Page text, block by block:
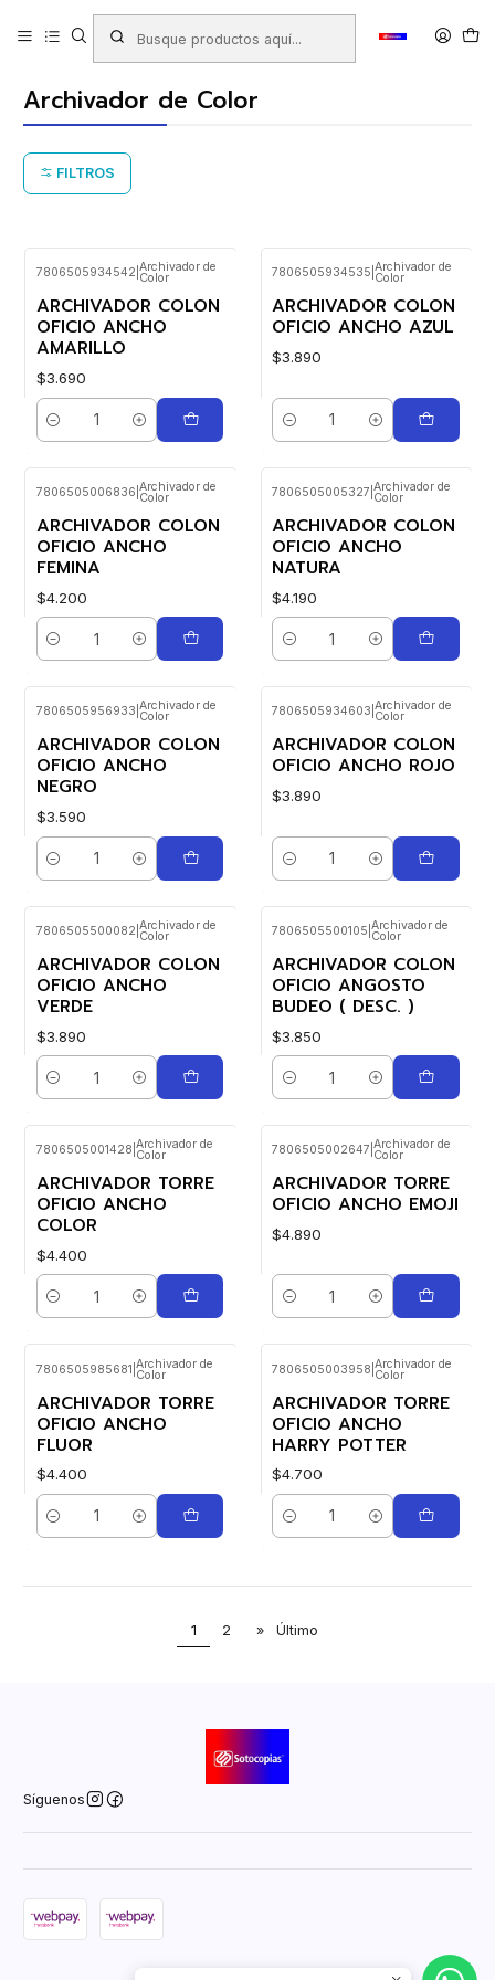
Productos LIBRERIA Oficina Archivo Archivadores
Archivador de Color
Archivador de Color
FILTROS
7806505934542 Archivador de
Color
ARCHIVADOR COLON
OFICIO ANCHO
AMARILLO
$3.690
Cantidad
7806505934535 Archivador de
Color
ARCHIVADOR COLON
OFICIO ANCHO AZUL
$3.890
Cantidad
7806505006836 Archivador de
Color
ARCHIVADOR COLON
OFICIO ANCHO
FEMINA
$4.200
Cantidad
7806505005327 Archivador de
Color
ARCHIVADOR COLON
OFICIO ANCHO
NATURA
$4.190
Cantidad
7806505956933 Archivador de
Color
ARCHIVADOR COLON
OFICIO ANCHO
NEGRO
$3.590
Cantidad
7806505934603 Archivador de
Color
ARCHIVADOR COLON
OFICIO ANCHO ROJO
$3.890
Cantidad
7806505500082 Archivador de
Color
ARCHIVADOR COLON
OFICIO ANCHO
VERDE
$3.890
Cantidad
7806505500105 Archivador de
Color
ARCHIVADOR COLON
OFICIO ANGOSTO
BUDEO ( DESC. )
$3.850
Cantidad
7806505001428 Archivador de
Color
ARCHIVADOR TORRE
OFICIO ANCHO
COLOR
$4.400
Cantidad
7806505002647 Archivador de
Color
ARCHIVADOR TORRE
OFICIO ANCHO EMOJI
$4.890
Cantidad
7806505985681 Archivador de
Color
ARCHIVADOR TORRE
OFICIO ANCHO
FLUOR
$4.400
Cantidad
7806505003958 Archivador de
Color
ARCHIVADOR TORRE
OFICIO ANCHO
HARRY POTTER
$4.700
Cantidad
1 2 » Último
Síguenos